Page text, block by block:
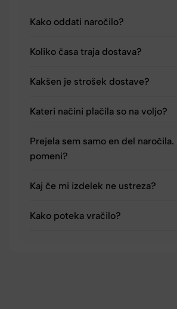
Kako oddati naročilo?
Koliko časa traja dostava?
Kakšen je strošek dostave?
Kateri načini plačila so na voljo?
Prejela sem samo en del naročila.
pomeni?
Kaj če mi izdelek ne ustreza?
Kako poteka vračilo?